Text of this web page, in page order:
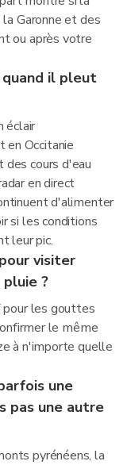
Garonne et des
ou après votre
il pleut
éclair
en Occitanie
des cours d'eau
en direct
d'alimenter
si les conditions
leur pic.
visiter
?
pour les gouttes
le même
à n'importe quelle
une
pas une autre
pyrénéens, la